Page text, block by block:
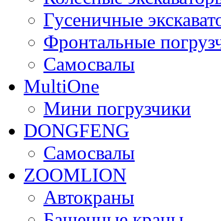
Гусеничные
Фронтальные
Самосвалы
MultiOne
Мини погрузчики
DONGFENG
Самосвалы
ZOOMLION
Автокраны